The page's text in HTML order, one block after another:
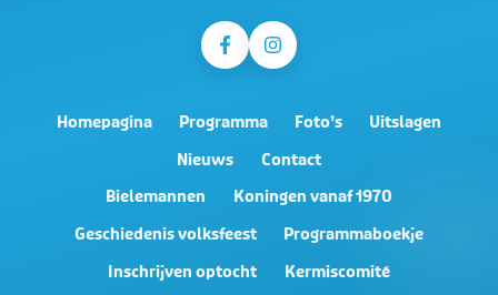
Homepagina Programma Foto’s
Uitslagen
Nieuws
Contact
Bielemannen
Koningen vanaf 1970
Geschiedenis volksfeest
Programmaboekje
Inschrijven optocht
Kermiscomité